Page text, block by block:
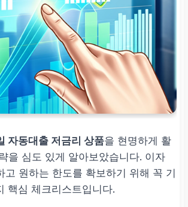
자동대출 저금리 상품을 현명하게 활
을 심도 있게 알아보았습니다. 이자
고 원하는 한도를 확보하기 위해 꼭 기
핵심 체크리스트입니다.